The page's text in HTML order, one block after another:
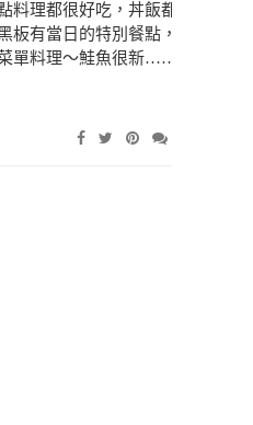
料理都很好吃，丼飯都
板有當日的特別餐點，
單料理～鮭魚很新……